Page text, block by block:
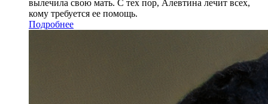
вылечила свою мать. С тех пор, Алевтина лечит всех,
кому требуется ее помощь.
Подробнее